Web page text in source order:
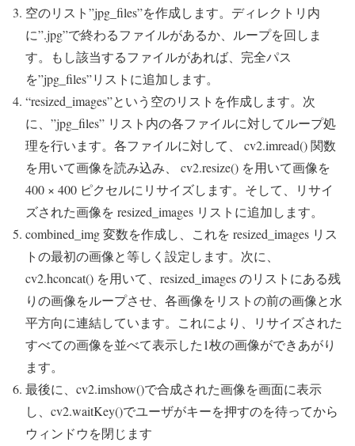
空のリスト”jpg_files”を作成します。ディレクトリ内
に”.jpg”で終わるファイルがあるか、ループを回しま
す。もし該当するファイルがあれば、完全パス
を”jpg_files”リストに追加します。
“resized_images”という空のリストを作成します。次
に、”jpg_files” リスト内の各ファイルに対してループ処
理を行います。各ファイルに対して、 cv2.imread() 関数
を用いて画像を読み込み、 cv2.resize() を用いて画像を
400 × 400 ピクセルにリサイズします。そして、リサイ
ズされた画像を resized_images リストに追加します。
combined_img 変数を作成し、これを resized_images リス
トの最初の画像と等しく設定します。次に、
cv2.hconcat() を用いて、resized_images のリストにある残
りの画像をループさせ、各画像をリストの前の画像と水
平方向に連結しています。これにより、リサイズされた
すべての画像を並べて表示した1枚の画像ができあがり
ます。
最後に、cv2.imshow()で合成された画像を画面に表示
し、cv2.waitKey()でユーザがキーを押すのを待ってから
ウィンドウを閉じます